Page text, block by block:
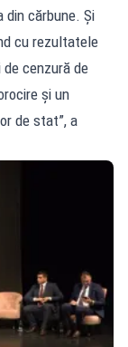
din cărbune. Și
cu rezultatele
cenzură de
și un
de stat”, a